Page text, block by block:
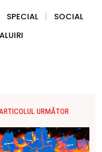
SPECIAL
SOCIAL
ARTICOLUL URMĂTOR